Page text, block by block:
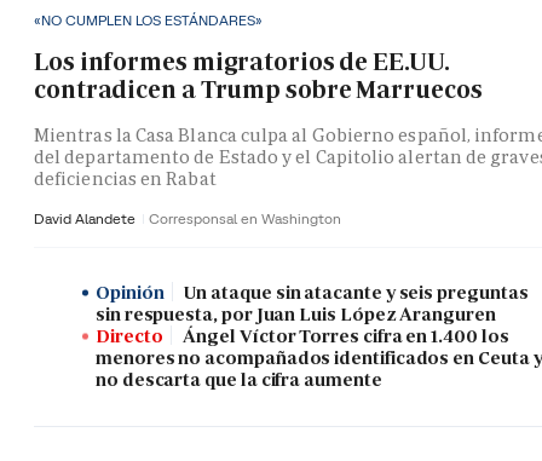
«NO CUMPLEN LOS ESTÁNDARES»
Los informes migratorios de EE.UU.
contradicen a Trump sobre Marruecos
Mientras la Casa Blanca culpa al Gobierno español,
del departamento de Estado y el Capitolio alertan de
deficiencias en Rabat
David Alandete Corresponsal en Washington
Opinión
Un ataque sin atacante y seis preguntas
sin respuesta, por Juan Luis López Aranguren
Directo
Ángel Víctor Torres cifra en 1.400 los
menores no acompañados identificados en Ceuta y
no descarta que la cifra aumente